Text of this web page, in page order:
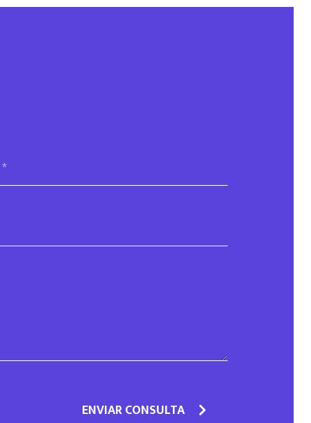
ENVIAR CONSULTA